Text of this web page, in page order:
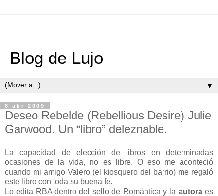
Blog de Lujo
▼
8 abr 2009
Deseo Rebelde (Rebellious Desire) Julie
Garwood. Un “libro” deleznable.
La capacidad de elección de libros en determinadas
ocasiones de la vida, no es libre. O eso me aconteció
cuando mi amigo Valero (el kiosquero del barrio) me regaló
este libro con toda su buena fe.
Lo edita RBA dentro del sello de Romántica y la autoraes